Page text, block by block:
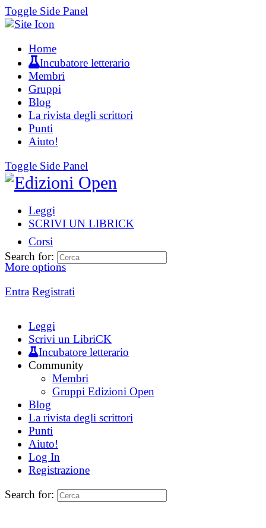
Toggle Side Panel
Home
Incubatore letterario
Membri
Gruppi
Blog
La rivista degli scrittori
Punti
Aiuto!
Toggle Side Panel
Leggi
SCRIVI UN LIBRICK
Corsi
More options
Entra Registrati
Search for:
Leggi
Scrivi un LibriCK
Incubatore letterario
Community
Membri
Gruppi Edizioni Open
Blog
La rivista degli scrittori
Punti
Aiuto!
Log In
Registrazione
Search for: